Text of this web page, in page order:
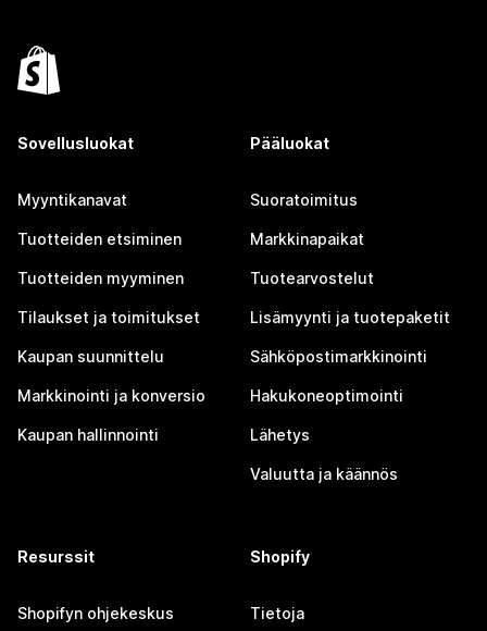
Sovellusluokat
Myyntikanavat
Tuotteiden etsiminen
Tuotteiden myyminen
Tilaukset ja toimitukset
Kaupan suunnittelu
Markkinointi ja konversio
Kaupan hallinnointi
Pääluokat
Suoratoimitus
Markkinapaikat
Tuotearvostelut
Lisämyynti ja tuotepaketit
Sähköpostimarkkinointi
Hakukoneoptimointi
Lähetys
Valuutta ja käännös
Resurssit
Shopifyn ohjekeskus
Shopify
Tietoja